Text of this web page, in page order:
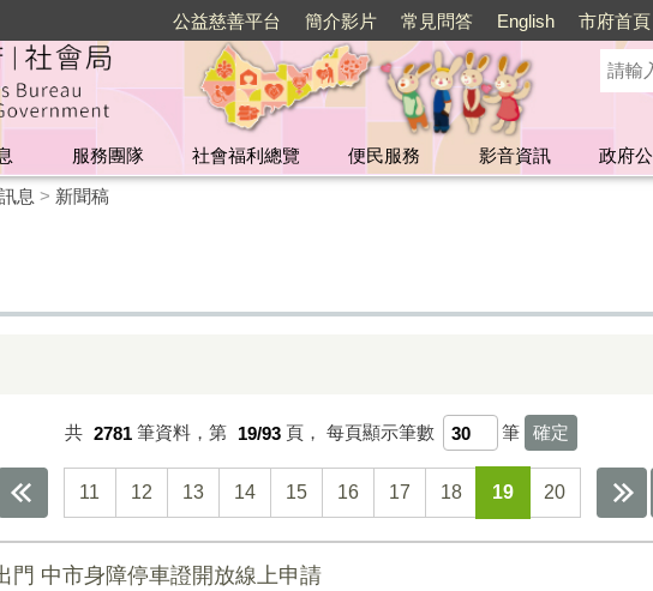
公益慈善平台 簡介影片 常見問答 English 市府首頁
服務團隊 社會福利總覽 便民服務 影音資訊
政府
息 > 新聞稿
共 2781 筆資料，第 19/93 頁， 每頁顯示筆數 筆
11 12 13 14 15 16 17 18 19 20
門 中市身障停車證開放線上申請